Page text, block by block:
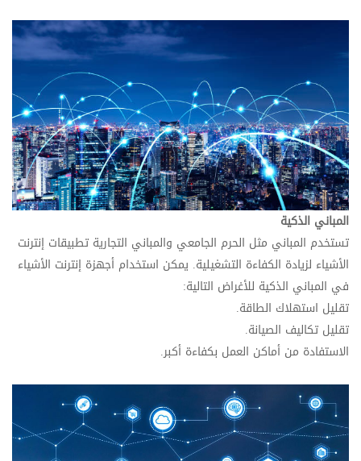
المباني الذكية
تستخدم المباني مثل الحرم الجامعي والمباني التجارية تطبيقات إنترنت
الأشياء لزيادة الكفاءة التشغيلية. يمكن استخدام أجهزة إنترنت الأشياء
في المباني الذكية للأغراض التالية:
تقليل استهلاك الطاقة.
تقليل تكاليف الصيانة.
الاستفادة من أماكن العمل بكفاءة أكبر.